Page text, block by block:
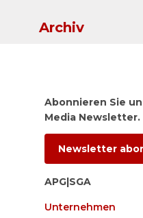
Archiv
Abonnieren Sie
Media Newsletter.
Newsletter
APG|SGA
Unternehmen